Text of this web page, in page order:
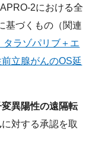
2における全
基づくもの（関連
タラゾパリブ＋エ
立腺がんのOS延
異陽性の遠隔転
に対する承認を取